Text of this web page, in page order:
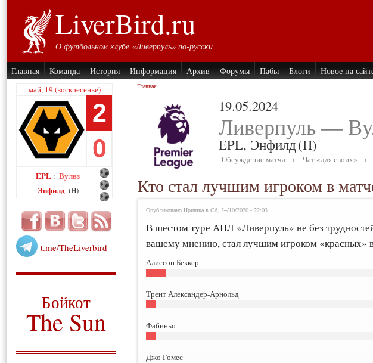
LiverBird.ru
О футбольном клубе «Ливерпуль» по-русски
Главная Команда История Информация Архив Форумы Пабы Блоги Новое на
май, 19 (воскресенье)
2
0
EPL : Вулвз
Энфилд (H)
t.me/TheLiverbird
Бойкот
The Sun
Главная
19.05.2024
Ливерпуль —
EPL, Энфилд(H)
Обсуждение матча → Чат «для своих» →
Кто стал лучшим игроком в
Опубликовано Иришка в Сб, 24/10/2020 - 22:03
В шестом туре АПЛ «Ливерпуль» не без
вашему мнению, стал лучшим игроком «красных» в
Алиссон Беккер
Трент Александер-Арнольд
Фабиньо
Джо Гомес